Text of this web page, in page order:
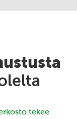
tekee